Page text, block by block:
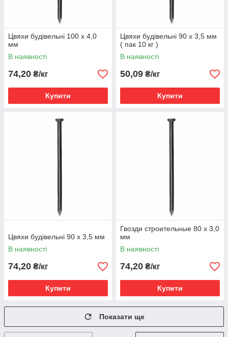
Цвяхи будівельні 100 х 4,0
мм
В наявності
74,20 ₴/кг
Купити
Цвяхи будівельні 90 х 3,5 мм
( пак 10 кг )
В наявності
50,09 ₴/кг
Купити
Цвяхи будівельні 90 х 3,5 мм
В наявності
74,20 ₴/кг
Купити
Гвозди строительные 80 х 3,0
мм
В наявності
74,20 ₴/кг
Купити
Показати ще